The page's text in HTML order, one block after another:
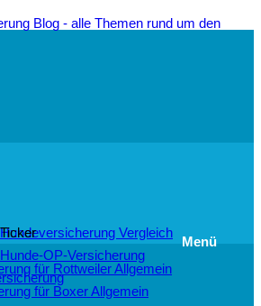
Menü
Hundeversicherung Vergleich
Hunde-OP-Versicherung
Ticker
für RottweilerAllgemein
für BoxerAllgemein